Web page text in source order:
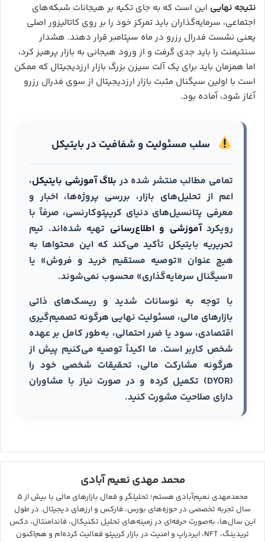
نتیجه نهایی این است که به جای تکیه بر هیجانات شبکه‌های
اجتماعی، سرمایه‌گذاران باید تمرکز خود را بر روی کاتالیزور اصلی
یعنی نشست فدرال رزرو در ماه سپتامبر قرار دهند. هشدار
سنتیمنت را باید جدی گرفت و از ورود هیجانی به بازار پرهیز کرد،
اما همزمان باید برای یک آلت سیزن بزرگ بازار ارزدیجیتال که ممکن
است با اولین سیگنال مثبت بازار ارزدیجیتال از سوی فدرال رزرو
آغاز شود، آماده بود.
سلب مسئولیت و شفافیت در بایتیکل
تمامی مطالب منتشر شده در بلاگ آموزشی بایتیکل،
اعم از تحلیل‌های بازار، بررسی پروژه‌ها، اخبار و
معرفی پتانسیل‌های دنیای کریپتوکارنسی، صرفاً با
رویکردآموزشی و اطلاع‌رسانی تهیه شده‌اند. تیم
تحریریه بایتیکل تأکید می‌کند که این محتواها به
هیچ عنوان «توصیه مستقیم خرید و فروش» یا
«سیگنال سرمایه‌گذاری» محسوب نمی‌شوند.
با توجه به نوسانات شدید و ریسک‌های ذاتی
بازارهای مالی، مسئولیت نهایی هرگونه تصمیم‌گیری
اقتصادی، سود یا ضرر احتمالی، به‌طور کامل بر عهده
شخص کاربر است. ما اکیداً توصیه می‌کنیم پیش از
هرگونه مشارکت مالی، تحقیقات شخصی خود را
(DYOR) تکمیل کرده و در صورت نیاز با مشاوران
دارای صلاحیت مشورت کنید.
محمد مهدی نعیم آبادی
محمدمهدی نعیم‌آبادی هستم؛ تحلیلگر و فعال بازارهای مالی با بیش از ۵
سال تجربه تخصصی در حوزه‌های بورس، فارکس و ارزهای دیجیتال. در طول
این سال‌ها، به‌صورت حرفه‌ای در زمینه‌های تحلیل تکنیکال، فاندامنتال، دکس
تریدینگ، NFT، ایردراپ و امنیت در بازار کریپتو فعالیت کرده‌ام و هم‌اکنون